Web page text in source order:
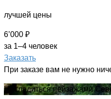
лучшей цены
6’000 ₽
за 1–4 человек
Заказать
При заказе вам не нужно
Насладиться пейзажами